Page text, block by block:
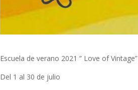
Escuela de verano 2021 ” Love of Vintage”
Del 1 al 30 de julio